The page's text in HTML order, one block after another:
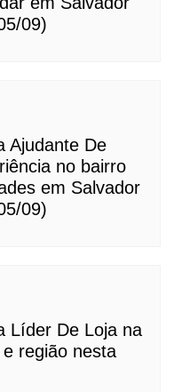
09)
Ajudante De
no bairro
em Salvador
09)
Líder De Loja na
região nesta